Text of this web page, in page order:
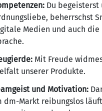
Du
beherrschst
Medien und auch die
Mit Freude
unserer Produkte.
und Motivation:
dm-Markt reibungslos